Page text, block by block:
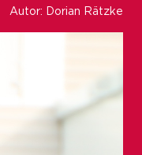
Autor: Dorian Rätzke